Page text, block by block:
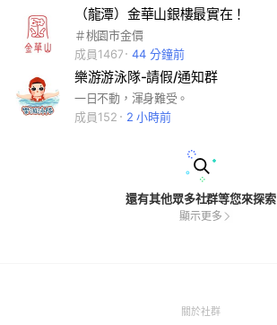
（龍潭）金華山銀樓最實在！
＃桃園市金價
成員1467
44 分鐘前
樂游游泳隊-請假/通知群
一日不動，渾身難受。
成員152
2 小時前
還有其他眾多社群等您來探索
顯示更多
關於社群(Open